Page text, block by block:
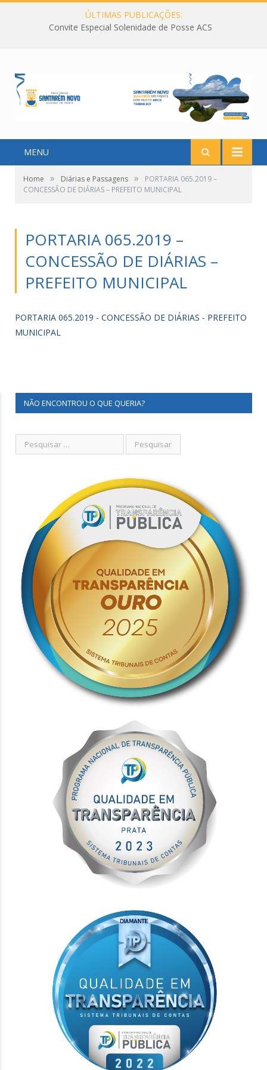
ÚLTIMAS PUBLICAÇÕES:
Convite Especial Solenidade de Posse ACS
MENU
Home » Diárias e Passagens »
PORTARIA 065.2019 –
CONCESSÃO DE DIÁRIAS – PREFEITO MUNICIPAL
PORTARIA 065.2019 –
CONCESSÃO DE DIÁRIAS –
PREFEITO MUNICIPAL
PORTARIA 065.2019 - CONCESSÃO DE DIÁRIAS - PREFEITO
MUNICIPAL
NÃO ENCONTROU O QUE QUERIA?